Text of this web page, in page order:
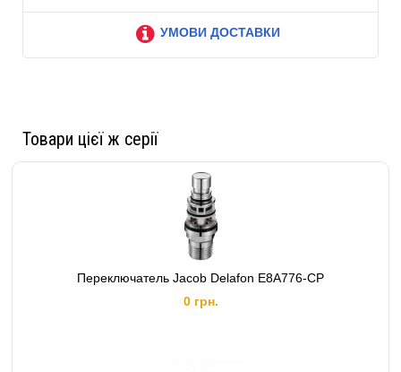
УМОВИ ДОСТАВКИ
Товари цієї ж серії
Переключатель Jacob Delafon E8A776-CP
0 грн.